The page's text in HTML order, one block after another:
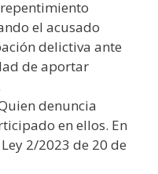
el acusado
delictiva ante
de aportar
denuncia
en ellos. En
2/2023 de 20 de